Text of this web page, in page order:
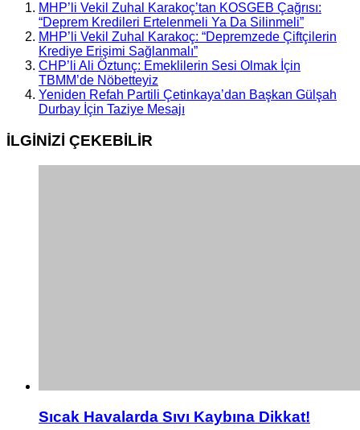
MHP’li Vekil Zuhal Karakoç’tan KOSGEB Çağrısı:
“Deprem Kredileri Ertelenmeli Ya Da Silinmeli”
MHP’li Vekil Zuhal Karakoç: “Depremzede Çiftçilerin
Krediye Erişimi Sağlanmalı”
CHP’li Ali Öztunç: Emeklilerin Sesi Olmak İçin
TBMM’de Nöbetteyiz
Yeniden Refah Partili Çetinkaya’dan Başkan Gülşah
Durbay İçin Taziye Mesajı
İLGİNİZİ ÇEKEBİLİR
Sıcak Havalarda Sıvı Kaybına Dikkat!